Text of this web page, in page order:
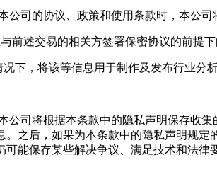
司的协议、政策和使用条款时，本公司
述交易的相关方签署保密协议的前提
下，将该等信息用于制作及发布行业分
司将根据本条款中的隐私声明保存收
之后，如果为本条款中的隐私声明规定
能保存某些解决争议、满足技术和法